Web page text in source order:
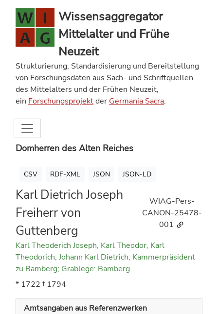
Wissensaggregator
Mittelalter und Frühe
Neuzeit
Strukturierung, Standardisierung und Bereitstellung
von Forschungsdaten aus Sach- und Schriftquellen
des Mittelalters und der Frühen Neuzeit,
ein Forschungsprojektder Germania Sacra.
Domherren des Alten Reiches
CSV RDF-XML JSON JSON-LD
Karl Dietrich Joseph
Freiherr von
Guttenberg
WIAG-Pers-
CANON-25478-
001
Karl Theoderich Joseph, Karl Theodor, Karl
Theodorich, Johann Karl Dietrich; Kammerpräsident
zu Bamberg; Grablege: Bamberg
* 1722 † 1794
Amtsangaben aus Referenzwerken